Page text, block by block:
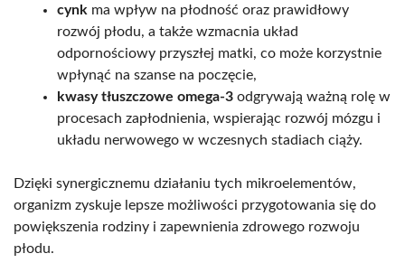
cynk ma wpływ na płodność oraz prawidłowy
rozwój płodu, a także wzmacnia układ
odpornościowy przyszłej matki, co może korzystnie
wpłynąć na szanse na poczęcie,
kwasy tłuszczowe omega-3 odgrywają ważną rolę w
procesach zapłodnienia, wspierając rozwój mózgu i
układu nerwowego w wczesnych stadiach ciąży.
Dzięki synergicznemu działaniu tych mikroelementów,
organizm zyskuje lepsze możliwości przygotowania się do
powiększenia rodziny i zapewnienia zdrowego rozwoju
płodu.